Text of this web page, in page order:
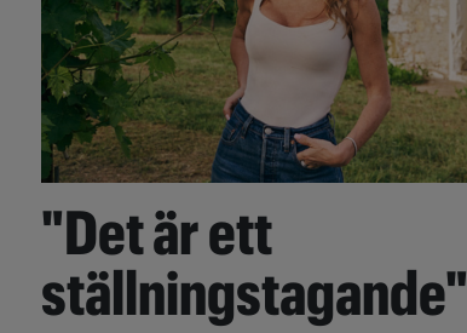
"Det är ett
ställningstagande"